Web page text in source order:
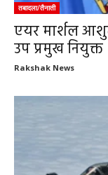
तबादला/तैनाती
एयर मार्शल
उप प्रमुख नियुक्त
Rakshak News